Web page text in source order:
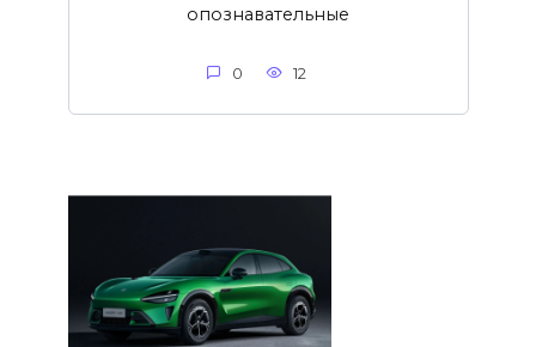
опознавательные
0 12